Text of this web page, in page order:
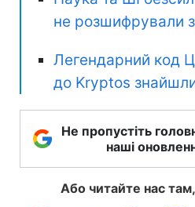
не розшифрували
Легендарний код
до Kryptos
Не пропустіть
наші
Або читайте нас